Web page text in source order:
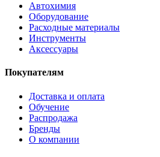
Автохимия
Оборудование
Расходные материалы
Инструменты
Аксессуары
Покупателям
Доставка и оплата
Обучение
Распродажа
Бренды
О компании